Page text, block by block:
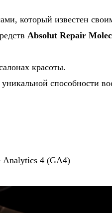
который известен
Absolut Repair
красоты.
способности
Analytics 4 (GA4)